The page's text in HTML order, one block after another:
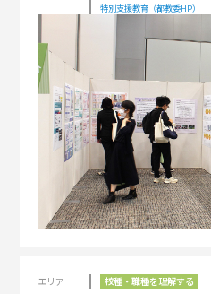
特別支援教育（都教委HP）
エリア 校種・職種を理解する